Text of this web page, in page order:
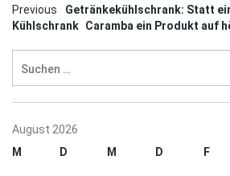
Post
Previous
Getränkekühlschrank: Statt
Kühlschrank Caramba ein Produkt auf
nach:
August 2026
M
D M D F